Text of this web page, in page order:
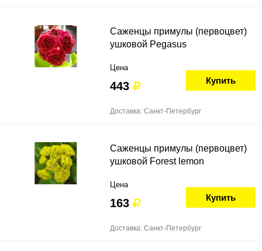
Саженцы примулы (первоцвет)
ушковой Pegasus
Цена
443 Купить
Доставка: Санкт-Петербург
Саженцы примулы (первоцвет)
ушковой Forest lemon
Цена
163 Купить
Доставка: Санкт-Петербург